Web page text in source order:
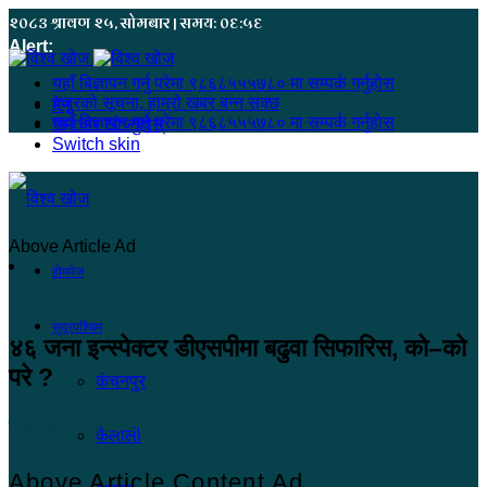
२०८३ श्रावण २५, सोमबार | समय: ०६:५६
Alert:
यहाँ बिज्ञापन गर्नु परेमा ९८६८५५५७८० मा सम्पर्क गर्नुहोस
हजुरको सूचना, हाम्रो खबर बन्न सक्छ
यहाँ बिज्ञापन गर्नु परेमा ९८६८५५५७८० मा सम्पर्क गर्नुहोस
मेनू
समाचार खोज्नुहोस्
Switch skin
होमपेज
सुदूरपश्चिम
कंचनपुर
कैलाली
Above Article Ad
४६ जना इन्स्पेक्टर डीएसपीमा बढुवा सिफारिस, काे–काे
परे ?
२०८० जेष्ठ २२, सोमबार ०२:३२